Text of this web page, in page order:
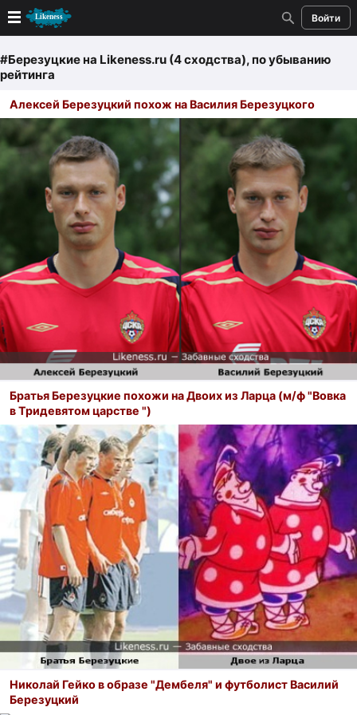
Войти
Новые
Лучшие
Голосование
Кандидаты
Случайное сходство 👍
Создать сходство
Для публикации необходима авторизация
Поиск
#Березуцкиена Likeness.ru (4 сходства), по убыванию
рейтинга
Алексей Березуцкий похож на Василия Березуцкого
Братья Березуцкие похожи на Двоих из Ларца (м/ф "Вовка
в Тридевятом царстве ")
Николай Гейко в образе "Дембеля" и футболист Василий
Березуцкий